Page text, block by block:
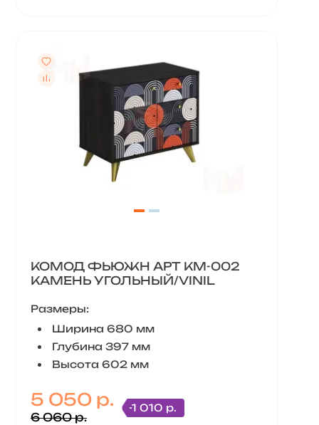
КОМОД ФЬЮЖН АРТ КМ-002
КАМЕНЬ УГОЛЬНЫЙ/VINIL
Размеры:
Ширина 680 мм
Глубина 397 мм
Высота 602 мм
5 050 р.
6 060 р.
-1 010 р.